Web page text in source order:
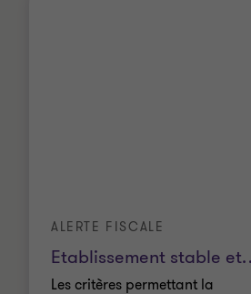
Etablissement stable et
ALERTE FISCALE
Les critères permettant la